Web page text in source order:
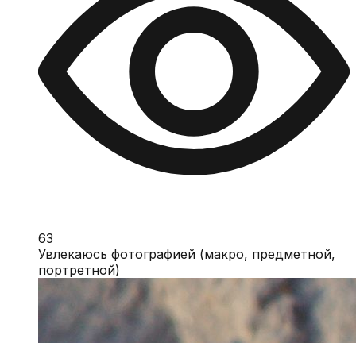
63
Увлекаюсь фотографией (макро, предметной,
портретной)